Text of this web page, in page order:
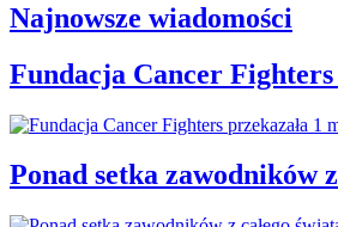
Najnowsze wiadomości
Fundacja Cancer
Ponad setka zawodników